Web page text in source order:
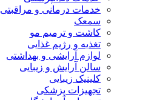
خدمات درمانی و مراقبتی
سمعک
کاشت و ترمیم مو
تغذیه و رژیم غذایی
لوازم آرایشی و بهداشتی
سالن آرایش و زیبایی
کلینیک زیبایی
تجهیزات پزشکی